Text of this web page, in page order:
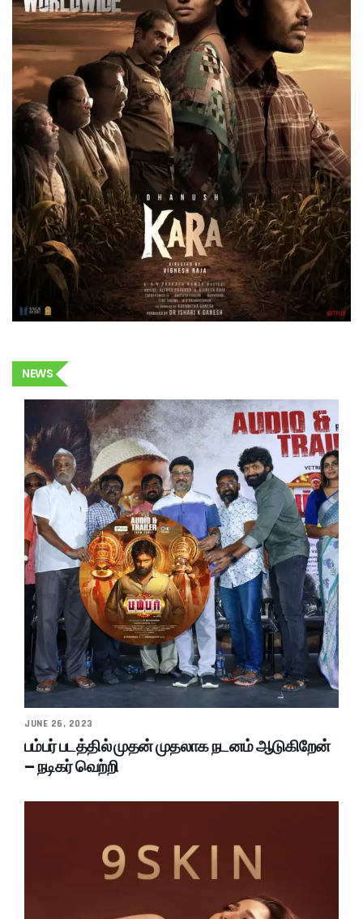
NEWS
JUNE 26, 2023
பம்பர் படத்தில் முதன் முதலாக நடனம் ஆடுகிறேன்
– நடிகர் வெற்றி